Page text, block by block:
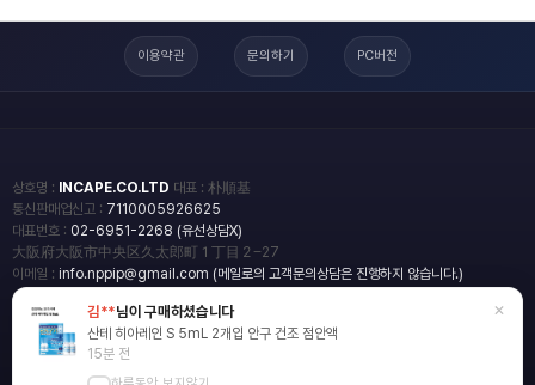
이용약관 문의하기 PC버전
상호명 : INCAPE.CO.LTD 대표 : 朴順基
통신판매업신고 : 7110005926625
대표번호 : 02-6951-2268 (유선상담X)
大阪府大阪市中央区久太郎町１丁目２−27
이메일 : info.nppip@gmail.com (메일로의 고객문의상담은 진행하지 않습니다.)
copyright
일본직구쇼핑몰 엔핍
2018 All rights reserved.
김**님이 구매하셨습니다
산테 히아레인 S 5mL 2개입 안구 건조 점안액
15분 전
×